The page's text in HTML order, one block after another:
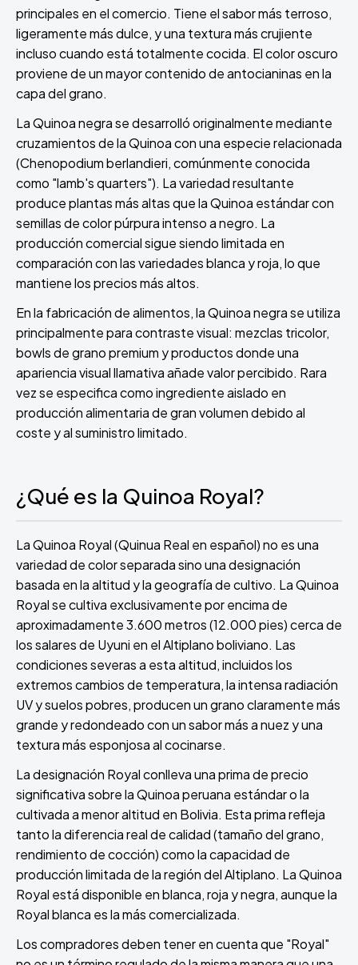
principales en el comercio. Tiene el sabor más terroso,
ligeramente más dulce, y una textura más crujiente
incluso cuando está totalmente cocida. El color oscuro
proviene de un mayor contenido de antocianinas en la
capa del grano.
La Quinoa negra se desarrolló originalmente mediante
cruzamientos de la Quinoa con una especie relacionada
(Chenopodium berlandieri, comúnmente conocida
como "lamb's quarters"). La variedad resultante
produce plantas más altas que la Quinoa estándar con
semillas de color púrpura intenso a negro. La
producción comercial sigue siendo limitada en
comparación con las variedades blanca y roja, lo que
mantiene los precios más altos.
En la fabricación de alimentos, la Quinoa negra se utiliza
principalmente para contraste visual: mezclas tricolor,
bowls de grano premium y productos donde una
apariencia visual llamativa añade valor percibido. Rara
vez se especifica como ingrediente aislado en
producción alimentaria de gran volumen debido al
coste y al suministro limitado.
¿Qué es la Quinoa Royal?
La Quinoa Royal (Quinua Real en español) no es una
variedad de color separada sino una designación
basada en la altitud y la geografía de cultivo. La Quinoa
Royal se cultiva exclusivamente por encima de
aproximadamente 3.600 metros (12.000 pies) cerca de
los salares de Uyuni en el Altiplano boliviano. Las
condiciones severas a esta altitud, incluidos los
extremos cambios de temperatura, la intensa radiación
UV y suelos pobres, producen un grano claramente más
grande y redondeado con un sabor más a nuez y una
textura más esponjosa al cocinarse.
La designación Royal conlleva una prima de precio
significativa sobre la Quinoa peruana estándar o la
cultivada a menor altitud en Bolivia. Esta prima refleja
tanto la diferencia real de calidad (tamaño del grano,
rendimiento de cocción) como la capacidad de
producción limitada de la región del Altiplano. La Quinoa
Royal está disponible en blanca, roja y negra, aunque la
Royal blanca es la más comercializada.
Los compradores deben tener en cuenta que "Royal"